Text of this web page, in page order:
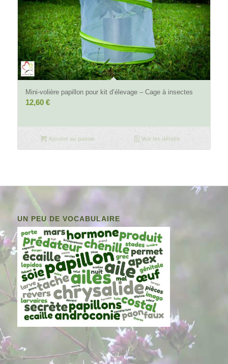
Mini-volière papillon pour kit d’élevage – Cage à insectes
12,60 €
Ajouter au panier Voir les détails
UN PEU DE VOCABULAIRE